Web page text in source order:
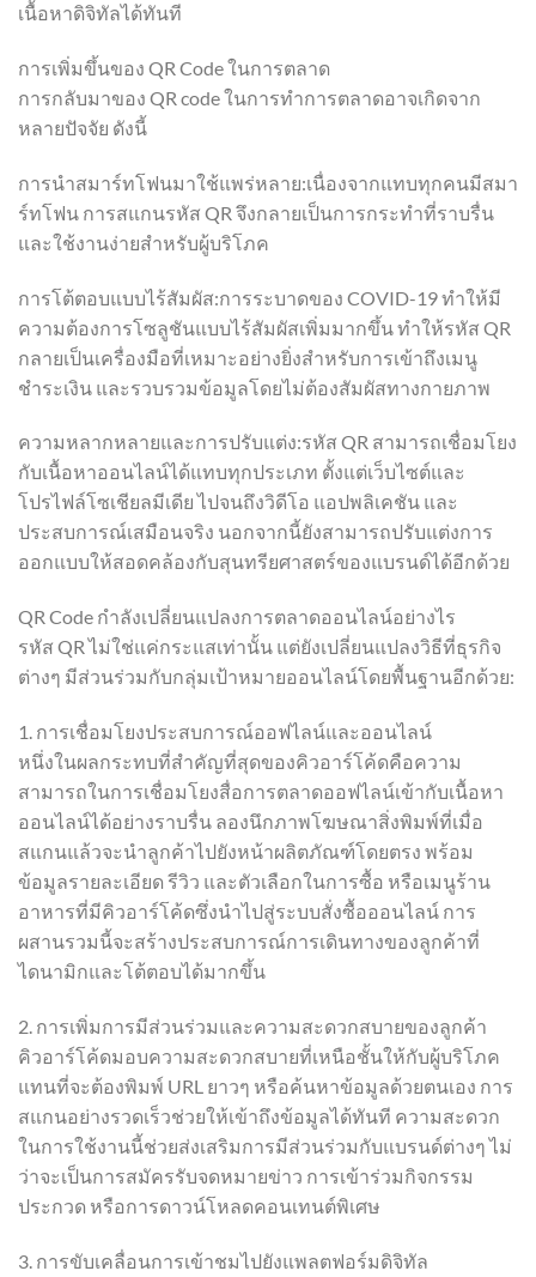
เนื้อหาดิจิทัลได้ทันที
การเพิ่มขึ้นของ QR Code ในการตลาด
การกลับมาของ QR code ในการทำการตลาดอาจเกิดจาก
หลายปัจจัย ดังนี้
การนำสมาร์ทโฟนมาใช้แพร่หลาย:เนื่องจากแทบทุกคนมีสมา
ร์ทโฟน การสแกนรหัส QR จึงกลายเป็นการกระทำที่ราบรื่น
และใช้งานง่ายสำหรับผู้บริโภค
การโต้ตอบแบบไร้สัมผัส:การระบาดของ COVID-19 ทำให้มี
ความต้องการโซลูชันแบบไร้สัมผัสเพิ่มมากขึ้น ทำให้รหัส QR
กลายเป็นเครื่องมือที่เหมาะอย่างยิ่งสำหรับการเข้าถึงเมนู
ชำระเงิน และรวบรวมข้อมูลโดยไม่ต้องสัมผัสทางกายภาพ
ความหลากหลายและการปรับแต่ง:รหัส QR สามารถเชื่อมโยง
กับเนื้อหาออนไลน์ได้แทบทุกประเภท ตั้งแต่เว็บไซต์และ
โปรไฟล์โซเชียลมีเดีย ไปจนถึงวิดีโอ แอปพลิเคชัน และ
ประสบการณ์เสมือนจริง นอกจากนี้ยังสามารถปรับแต่งการ
ออกแบบให้สอดคล้องกับสุนทรียศาสตร์ของแบรนด์ได้อีกด้วย
QR Code กำลังเปลี่ยนแปลงการตลาดออนไลน์อย่างไร
รหัส QR ไม่ใช่แค่กระแสเท่านั้น แต่ยังเปลี่ยนแปลงวิธีที่ธุรกิจ
ต่างๆ มีส่วนร่วมกับกลุ่มเป้าหมายออนไลน์โดยพื้นฐานอีกด้วย:
1. การเชื่อมโยงประสบการณ์ออฟไลน์และออนไลน์
หนึ่งในผลกระทบที่สำคัญที่สุดของคิวอาร์โค้ดคือความ
สามารถในการเชื่อมโยงสื่อการตลาดออฟไลน์เข้ากับเนื้อหา
ออนไลน์ได้อย่างราบรื่น ลองนึกภาพโฆษณาสิ่งพิมพ์ที่เมื่อ
สแกนแล้วจะนำลูกค้าไปยังหน้าผลิตภัณฑ์โดยตรง พร้อม
ข้อมูลรายละเอียด รีวิว และตัวเลือกในการซื้อ หรือเมนูร้าน
อาหารที่มีคิวอาร์โค้ดซึ่งนำไปสู่ระบบสั่งซื้อออนไลน์ การ
ผสานรวมนี้จะสร้างประสบการณ์การเดินทางของลูกค้าที่
ไดนามิกและโต้ตอบได้มากขึ้น
2. การเพิ่มการมีส่วนร่วมและความสะดวกสบายของลูกค้า
คิวอาร์โค้ดมอบความสะดวกสบายที่เหนือชั้นให้กับผู้บริโภค
แทนที่จะต้องพิมพ์ URL ยาวๆ หรือค้นหาข้อมูลด้วยตนเอง การ
สแกนอย่างรวดเร็วช่วยให้เข้าถึงข้อมูลได้ทันที ความสะดวก
ในการใช้งานนี้ช่วยส่งเสริมการมีส่วนร่วมกับแบรนด์ต่างๆ ไม่
ว่าจะเป็นการสมัครรับจดหมายข่าว การเข้าร่วมกิจกรรม
ประกวด หรือการดาวน์โหลดคอนเทนต์พิเศษ
3. การขับเคลื่อนการเข้าชมไปยังแพลตฟอร์มดิจิทัล